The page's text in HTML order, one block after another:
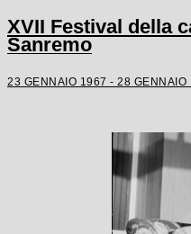
XVII Festival della
Sanremo
23 GENNAIO 1967 - 28 GENNAIO